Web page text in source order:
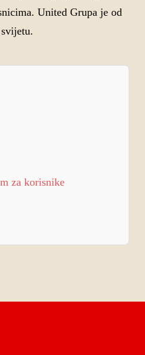
United Grupa je od
za korisnike